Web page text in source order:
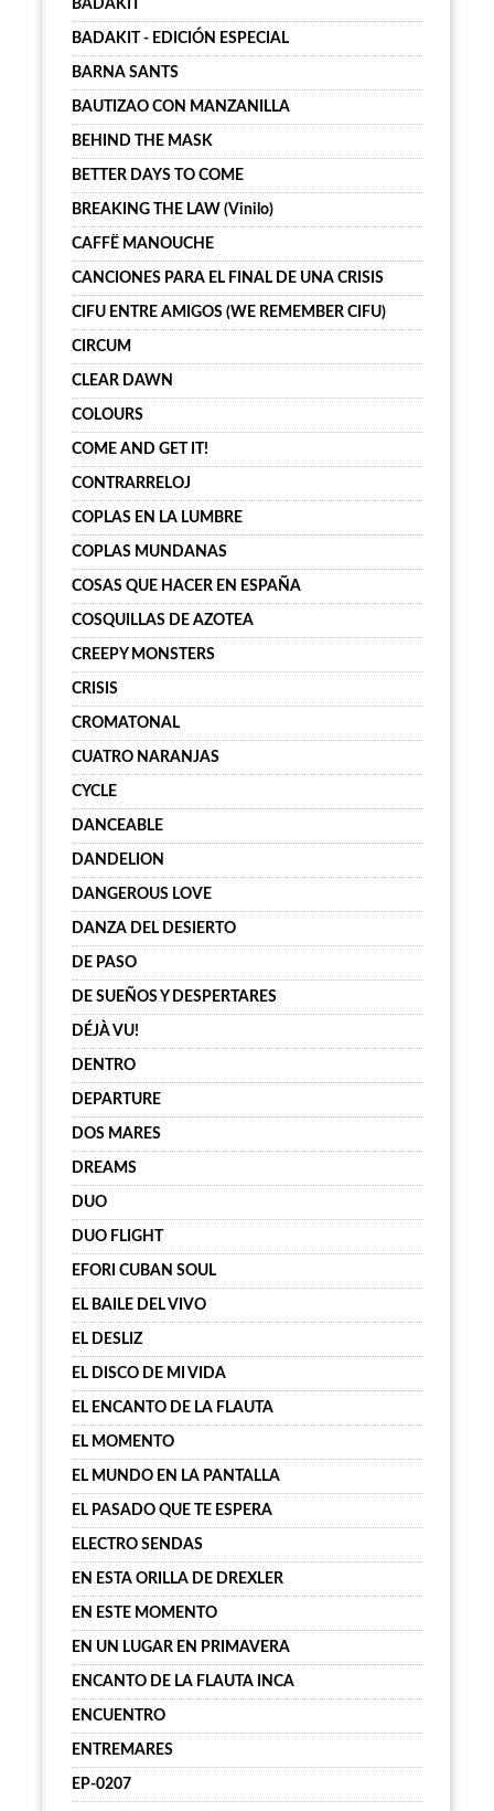
BADAKIT
BADAKIT - EDICIÓN ESPECIAL
BARNA SANTS
BAUTIZAO CON MANZANILLA
BEHIND THE MASK
BETTER DAYS TO COME
BREAKING THE LAW (Vinilo)
CAFFË MANOUCHE
CANCIONES PARA EL FINAL DE UNA CRISIS
CIFU ENTRE AMIGOS (WE REMEMBER CIFU)
CIRCUM
CLEAR DAWN
COLOURS
COME AND GET IT!
CONTRARRELOJ
COPLAS EN LA LUMBRE
COPLAS MUNDANAS
COSAS QUE HACER EN ESPAÑA
COSQUILLAS DE AZOTEA
CREEPY MONSTERS
CRISIS
CROMATONAL
CUATRO NARANJAS
CYCLE
DANCEABLE
DANDELION
DANGEROUS LOVE
DANZA DEL DESIERTO
DE PASO
DE SUEÑOS Y DESPERTARES
DÉJÀ VU!
DENTRO
DEPARTURE
DOS MARES
DREAMS
DUO
DUO FLIGHT
EFORI CUBAN SOUL
EL BAILE DEL VIVO
EL DESLIZ
EL DISCO DE MI VIDA
EL ENCANTO DE LA FLAUTA
EL MOMENTO
EL MUNDO EN LA PANTALLA
EL PASADO QUE TE ESPERA
ELECTRO SENDAS
EN ESTA ORILLA DE DREXLER
EN ESTE MOMENTO
EN UN LUGAR EN PRIMAVERA
ENCANTO DE LA FLAUTA INCA
ENCUENTRO
ENTREMARES
EP-0207